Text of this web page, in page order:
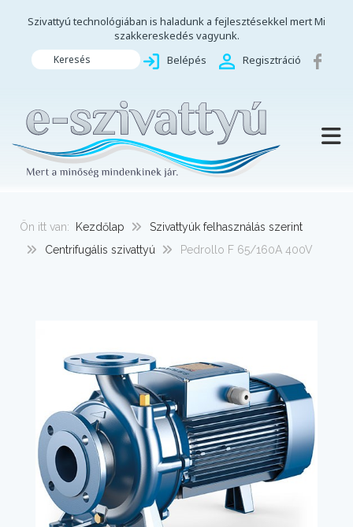
Szivattyú technológiában is haladunk a fejlesztésekkel mert Mi
szakkereskedés vagyunk.
Keresés Belépés Regisztráció
Ön itt van: Kezdőlap
Szivattyúk felhasználás szerint
Centrifugális szivattyú
Pedrollo F 65/160A 400V